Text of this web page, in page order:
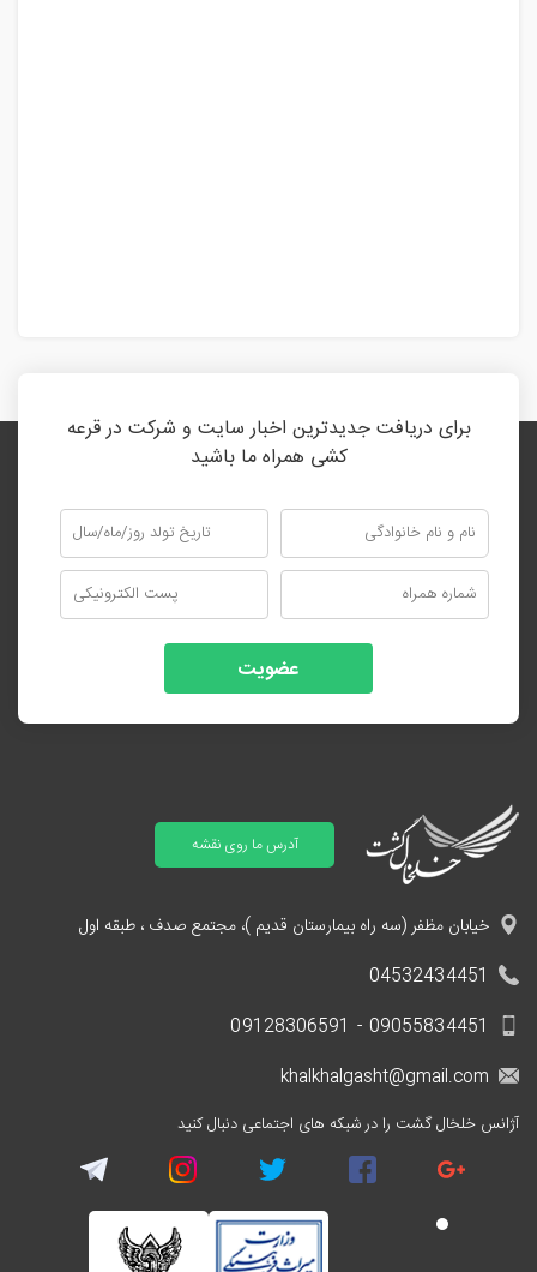
برای دریافت جدیدترین اخبار سایت و شرکت در قرعه
کشی همراه ما باشید
عضویت
آدرس ما روی نقشه
خیابان مظفر (سه راه بیمارستان قدیم )، مجتمع صدف ، طبقه اول
04532434451
09055834451 - 09128306591
khalkhalgasht@gmail.com
آژانس خلخال گشت را در شبکه های اجتماعی دنبال کنید